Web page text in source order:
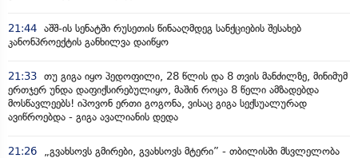
21:44 აშშ-ის სენატში რუსეთის წინააღმდეგ სანქციების შესახებ
კანონპროექტის განხილვა დაიწყო
21:33 თუ გიგა იყო პედოფილი, 28 წლის და 8 თვის მანძილზე, მინიმუმ
ერთჯერ უნდა დაფიქსირებულიყო, მაშინ როცა 8 წელი ამზადებდა
მოსწავლეებს! იპოვონ ერთი გოგონა, ვისაც გიგა სექსუალურად
ავიწროებდა - გიგა ავალიანის დედა
21:26
„გვახსოვს გმირები, გვახსოვს მტერი” - თბილისში მსვლელობა